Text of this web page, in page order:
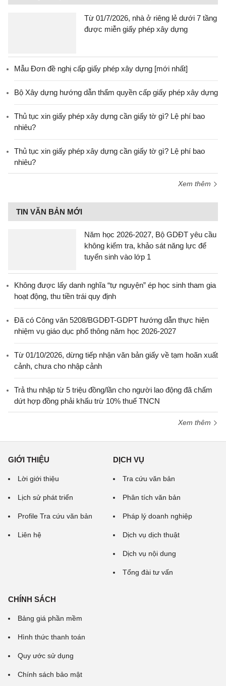
Từ 01/7/2026, nhà ở riêng lẻ dưới 7 tầng
được miễn giấy phép xây dựng
Mẫu Đơn đề nghị cấp giấy phép xây dựng [mới nhất]
Bộ Xây dựng hướng dẫn thẩm quyền cấp giấy phép xây dựng
Thủ tục xin giấy phép xây dựng cần giấy tờ gì? Lệ phí bao
nhiêu?
Thủ tục xin giấy phép xây dựng cần giấy tờ gì? Lệ phí bao
nhiêu?
Xem thêm
TIN VĂN BẢN MỚI
Năm học 2026-2027, Bộ GDĐT yêu cầu
không kiểm tra, khảo sát năng lực để
tuyển sinh vào lớp 1
Không được lấy danh nghĩa “tự nguyện” ép học sinh tham gia
hoạt động, thu tiền trái quy định
Đã có Công văn 5208/BGDĐT-GDPT hướng dẫn thực hiện
nhiệm vụ giáo dục phổ thông năm học 2026-2027
Từ 01/10/2026, dừng tiếp nhận văn bản giấy về tạm hoãn xuất
cảnh, chưa cho nhập cảnh
Trả thu nhập từ 5 triệu đồng/lần cho người lao động đã chấm
dứt hợp đồng phải khấu trừ 10% thuế TNCN
Xem thêm
GIỚI THIỆU
Lời giới thiệu
Lịch sử phát triển
Profile Tra cứu văn bản
Liên hệ
DỊCH VỤ
Tra cứu văn bản
Phân tích văn bản
Pháp lý doanh nghiệp
Dịch vụ dịch thuật
Dịch vụ nội dung
Tổng đài tư vấn
CHÍNH SÁCH
Bảng giá phần mềm
Hình thức thanh toán
Quy ước sử dụng
Chính sách bảo mật